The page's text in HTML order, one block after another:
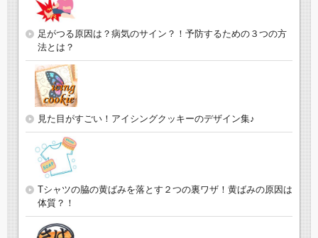
足がつる原因は？病気のサイン？！予防するための３つの方
法とは？
見た目がすごい！アイシングクッキーのデザイン集♪
Tシャツの脇の黄ばみを落とす２つの裏ワザ！黄ばみの原因は
体質？！